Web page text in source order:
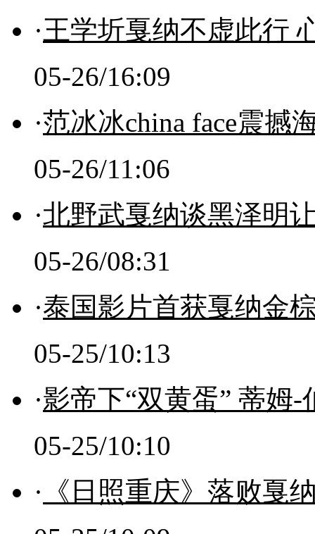
·王学圻戛纳不虚此行
05-26/16:09
·范冰冰china face震撼
05-26/11:06
·北野武戛纳谈黑泽明
05-26/08:31
·泰国影片首获戛纳金
05-25/10:13
·影帝下“双黄蛋” 蒂姆
05-25/10:10
· 《日照重庆》落败戛